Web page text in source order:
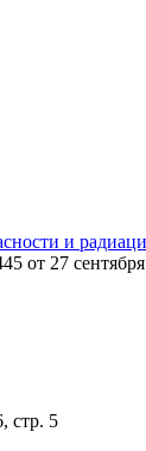
от 27 сентября
стр. 5